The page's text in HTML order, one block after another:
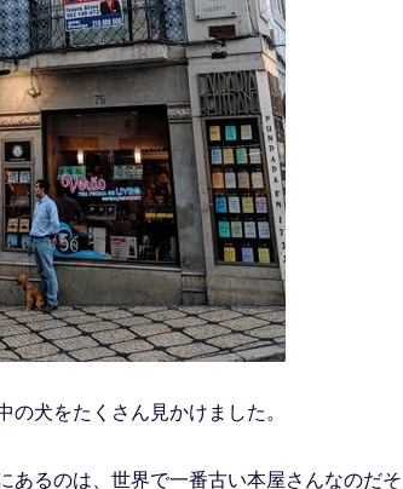
犬をたくさん見かけました。
あるのは、世界で一番古い本屋さんなのだそ